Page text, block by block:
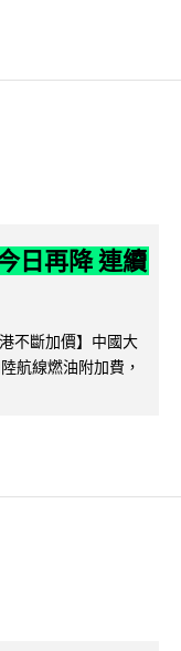
日再降 連續
不斷加價】中國大
航線燃油附加費，